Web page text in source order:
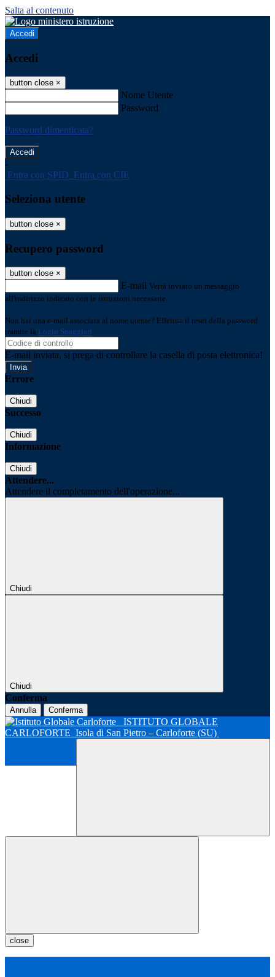
Salta al contenuto
Accedi
Accedi
button close ×
Nome Utente
Password
Password dimenticata?
-
Entra con SPID Entra con CIE
Seleziona utente
button close ×
Recupero password
button close ×
E-mail Verrà inviato un messaggio
all'indirizzo indicato con le istruzioni necessarie.
Non hai una e-mail associata al nome utente? Effettua il reset della password
tramite la Login Spaggiari
E-mail inviata, si prega di controllare la casella di posta elettronica!
Errore
Chiudi
Successo
Chiudi
Informazione
Chiudi
Attendere...
Attendere il completamento dell'operazione...
Chiudi
Chiudi
Conferma
Annulla Conferma
ISTITUTO GLOBALE
CARLOFORTE Isola di San Pietro – Carloforte (SU)
close